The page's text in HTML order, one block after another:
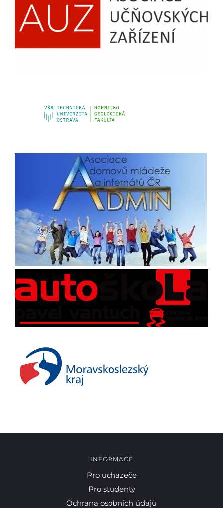
INFORMACE
Pro uchazeče
Pro studenty
Ochrana osobních údajů